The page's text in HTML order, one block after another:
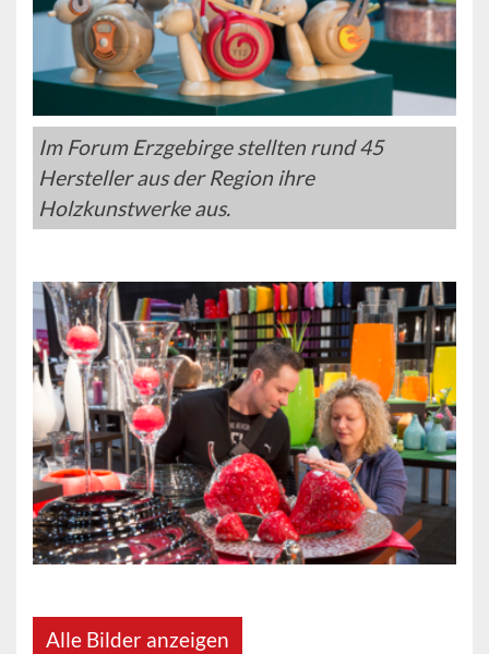
Im Forum Erzgebirge stellten rund 45
Hersteller aus der Region ihre
Holzkunstwerke aus.
Alle Bilder anzeigen